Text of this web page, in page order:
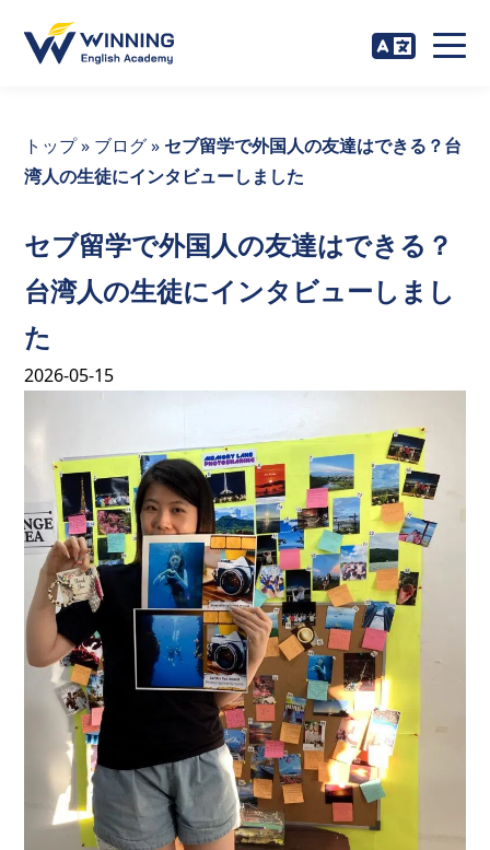
トップ» ブログ» セブ留学で外国人の友達はできる？台
湾人の生徒にインタビューしました
セブ留学で外国人の友達はできる？
台湾人の生徒にインタビューしまし
た
2026-05-15